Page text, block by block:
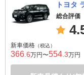
トヨタ
総合評価
新車価格 （税込）
366 .6万円〜554 .3万円